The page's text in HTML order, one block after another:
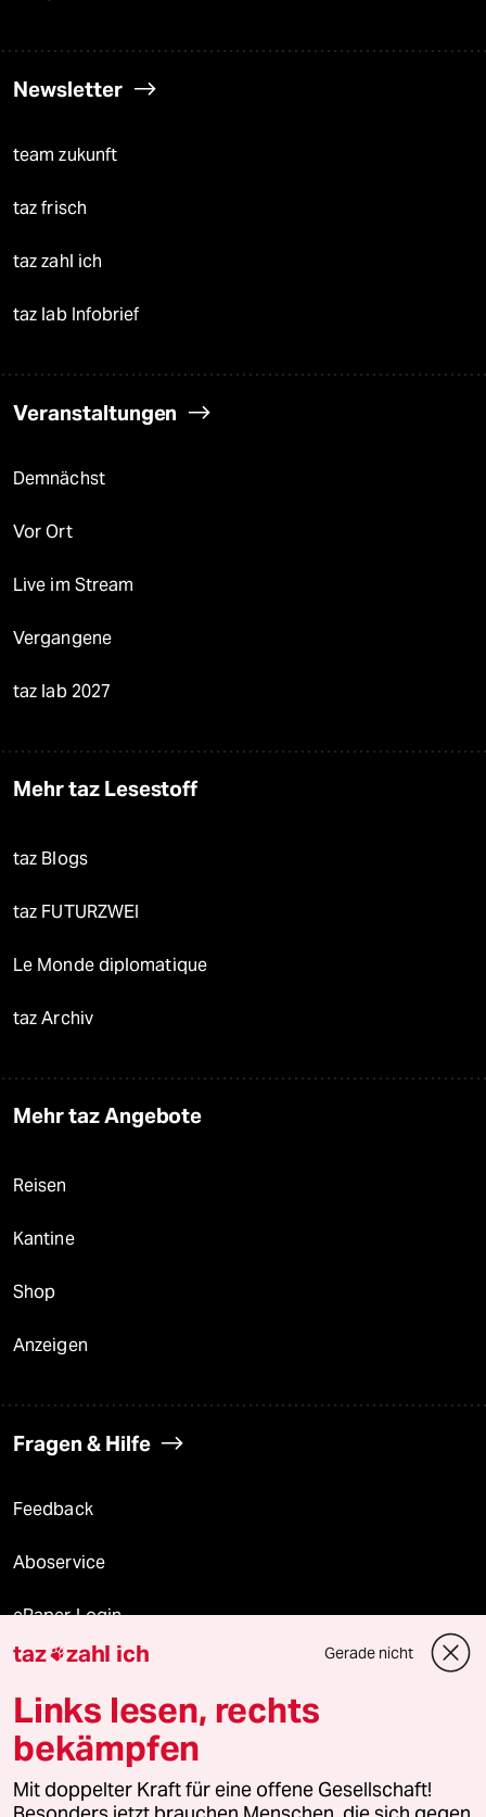
Newsletter
team zukunft
taz frisch
taz zahl ich
taz lab Infobrief
Veranstaltungen
Demnächst
Vor Ort
Live im Stream
Vergangene
taz lab 2027
Mehr taz Lesestoff
taz Blogs
taz FUTURZWEI
Le Monde diplomatique
taz Archiv
Mehr taz Angebote
Reisen
Kantine
Shop
Anzeigen
Fragen & Hilfe
Feedback
Aboservice
ePaper Login
Downloads für Abonnierende
© 2026 taz Verlags und Vertriebs GmbH
Alle Rechte vorbehalten. Bei rechtlichen Fragen oder für Genehmigungen
wenden Sie sich bitte an
lizenzen@taz.de
taz zahl ich Gerade nicht
Links lesen, rechts
bekämpfen
Mit doppelter Kraft für eine offene Gesellschaft!